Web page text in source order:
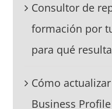
Consultor de
formación por
para qué
Cómo
Business